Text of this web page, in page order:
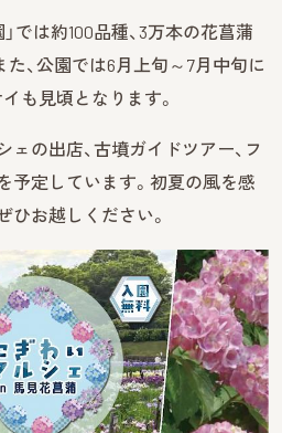
では約100品種、3万本の花菖蒲
、公園では6月上旬～7月中旬に
も見頃となります。
の出店、古墳ガイドツアー、フ
予定しています。初夏の風を感
ひお越しください。